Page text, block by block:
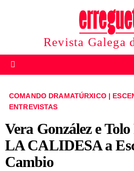
Revista Galega
COMANDO DRAMATÚRXICO |
ENTREVISTAS
Vera González e
LA CALIDESA a
Cambio